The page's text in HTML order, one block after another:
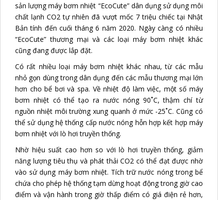
sản lượng máy bơm nhiệt “EcoCute” dân dụng sử dụng môi
chất lạnh CO2 tự nhiên đã vượt mốc 7 triệu chiếc tại Nhật
Bản tính đến cuối tháng 6 năm 2020. Ngày càng có nhiều
“EcoCute” thương mại và các loại máy bơm nhiệt khác
cũng đang được lắp đặt.
Có rất nhiều loại máy bơm nhiệt khác nhau, từ các mẫu
nhỏ gọn dùng trong dân dụng đến các mẫu thương mại lớn
hơn cho bể bơi và spa. Về nhiệt độ làm việc, một số máy
bơm nhiệt có thể tạo ra nước nóng 90˚C, thậm chí từ
nguồn nhiệt môi trường xung quanh ở mức -25˚C. Cũng có
thể sử dụng hệ thống cấp nước nóng hỗn hợp kết hợp máy
bơm nhiệt với lò hơi truyền thống.
Nhờ hiệu suất cao hơn so với lò hơi truyền thống, giảm
năng lượng tiêu thụ và phát thải CO2 có thể đạt được nhờ
vào sử dụng máy bơm nhiệt. Tích trữ nước nóng trong bể
chứa cho phép hệ thống tạm dừng hoạt động trong giờ cao
điểm và vận hành trong giờ thấp điểm có giá điện rẻ hơn,